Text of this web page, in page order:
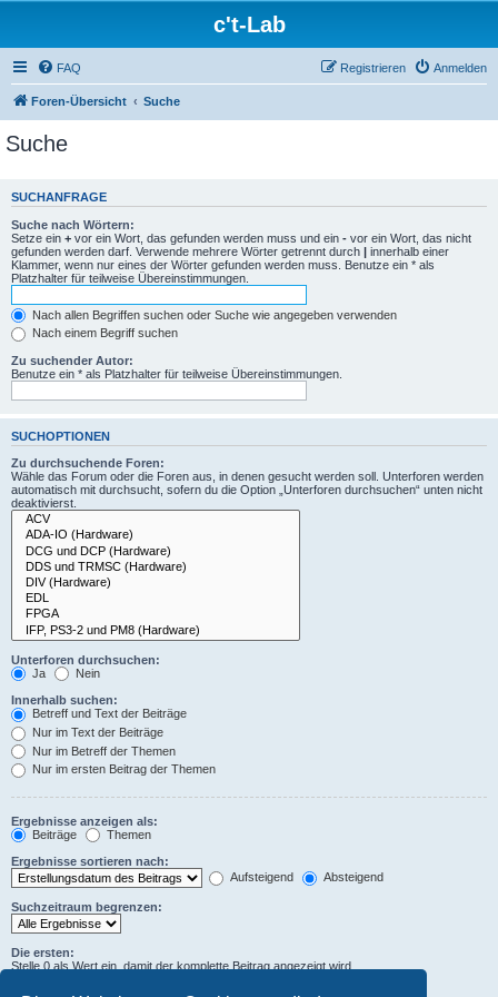
c't-Lab
FAQ Anmelden
Registrieren
Foren-Übersicht Suche
Suche
SUCHANFRAGE
Suche nach Wörtern:
Setze ein + vor ein Wort, das gefunden werden muss und ein - vor ein Wort, das nicht
gefunden werden darf. Verwende mehrere Wörter getrennt durch | innerhalb einer
Klammer, wenn nur eines der Wörter gefunden werden muss. Benutze ein * als
Platzhalter für teilweise Übereinstimmungen.
Nach allen Begriffen suchen oder Suche wie angegeben verwenden
Nach einem Begriff suchen
Zu suchender Autor:
Benutze ein * als Platzhalter für teilweise Übereinstimmungen.
SUCHOPTIONEN
Zu durchsuchende Foren:
Wähle das Forum oder die Foren aus, in denen gesucht werden soll. Unterforen werden
automatisch mit durchsucht, sofern du die Option „Unterforen durchsuchen“ unten nicht
deaktivierst.
Unterforen durchsuchen:
Ja
Nein
Innerhalb suchen:
Betreff und Text der Beiträge
Nur im Text der Beiträge
Nur im Betreff der Themen
Nur im ersten Beitrag der Themen
Ergebnisse anzeigen als:
Beiträge
Themen
Ergebnisse sortieren nach:
Aufsteigend
Absteigend
Suchzeitraum begrenzen:
Die ersten:
Stelle 0 als Wert ein, damit der komplette Beitrag angezeigt wird.